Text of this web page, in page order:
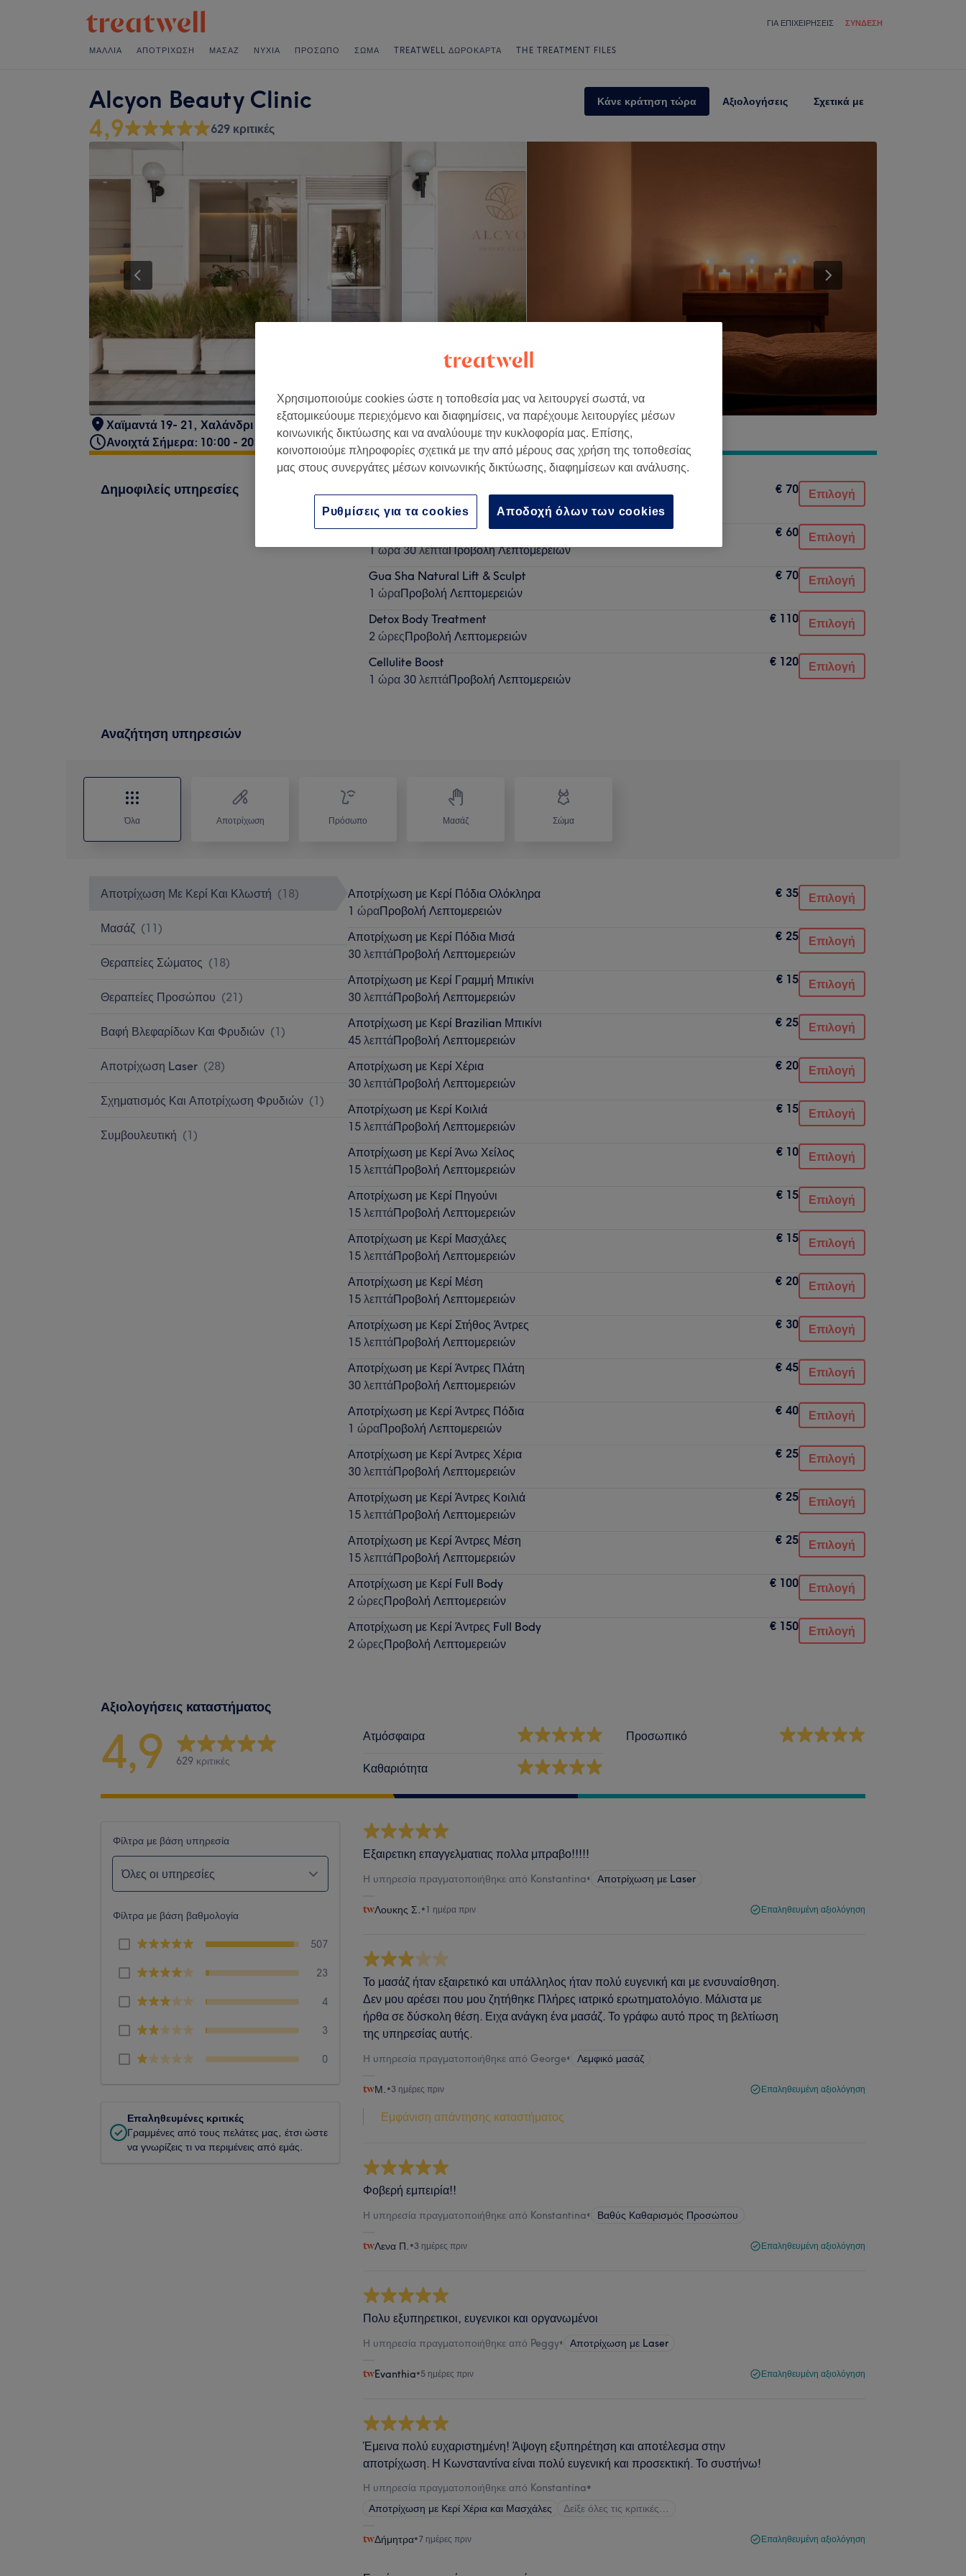
ΓΙΑ ΕΠΙΧΕΙΡΉΣΕΙΣ ΣΎΝΔΕΣΗ
ΜΑΛΛΙΆ ΑΠΟΤΡΊΧΩΣΗ ΜΑΣΆΖ ΝΎΧΙΑ ΠΡΌΣΩΠΟ ΣΏΜΑ TREATWELL ΔΩΡΟΚΆΡΤΑ THE TREATMENT FILES
Alcyon Beauty Clinic Κάνε κράτηση τώρα Αξιολογήσεις Σχετικά με
4,9 629 κριτικές
Χαϊμαντά 19- 21, Χαλάνδρι 152 34, Ελλάδα
Ανοιχτά Σήμερα: 10:00 - 20:00
Δημοφιλείς υπηρεσίες
1 ώραΠροβολή Λεπτομερειών
€ 70 Επιλογή
Βαθύς Καθαρισμός Προσώπου
1 ώρα 30 λεπτάΠροβολή Λεπτομερειών
€ 60 Επιλογή
Gua Sha Natural Lift & Sculpt
1 ώραΠροβολή Λεπτομερειών
€ 70 Επιλογή
Detox Body Treatment
2 ώρεςΠροβολή Λεπτομερειών
€ 110 Επιλογή
Cellulite Boost
1 ώρα 30 λεπτάΠροβολή Λεπτομερειών
€ 120 Επιλογή
Αναζήτηση υπηρεσιών
Όλα Αποτρίχωση Πρόσωπο Μασάζ Σώμα
Αποτρίχωση Με Κερί Και Κλωστή (18)
Μασάζ (11)
Θεραπείες Σώματος (18)
Θεραπείες Προσώπου (21)
Βαφή Βλεφαρίδων Και Φρυδιών (1)
Αποτρίχωση Laser (28)
Σχηματισμός Και Αποτρίχωση Φρυδιών (1)
Συμβουλευτική (1)
Αποτρίχωση με Κερί Πόδια Ολόκληρα
1 ώραΠροβολή Λεπτομερειών
€ 35 Επιλογή
Αποτρίχωση με Κερί Πόδια Μισά
30 λεπτάΠροβολή Λεπτομερειών
€ 25 Επιλογή
Αποτρίχωση με Κερί Γραμμή Μπικίνι
30 λεπτάΠροβολή Λεπτομερειών
€ 15 Επιλογή
Αποτρίχωση με Κερί Brazilian Μπικίνι
45 λεπτάΠροβολή Λεπτομερειών
€ 25 Επιλογή
Αποτρίχωση με Κερί Χέρια
30 λεπτάΠροβολή Λεπτομερειών
€ 20 Επιλογή
Αποτρίχωση με Κερί Κοιλιά
15 λεπτάΠροβολή Λεπτομερειών
€ 15 Επιλογή
Αποτρίχωση με Κερί Άνω Χείλος
15 λεπτάΠροβολή Λεπτομερειών
€ 10 Επιλογή
Αποτρίχωση με Κερί Πηγούνι
15 λεπτάΠροβολή Λεπτομερειών
€ 15 Επιλογή
Αποτρίχωση με Κερί Μασχάλες
15 λεπτάΠροβολή Λεπτομερειών
€ 15 Επιλογή
Αποτρίχωση με Κερί Μέση
15 λεπτάΠροβολή Λεπτομερειών
€ 20 Επιλογή
Αποτρίχωση με Κερί Στήθος Άντρες
15 λεπτάΠροβολή Λεπτομερειών
€ 30 Επιλογή
Αποτρίχωση με Κερί Άντρες Πλάτη
30 λεπτάΠροβολή Λεπτομερειών
€ 45 Επιλογή
Αποτρίχωση με Κερί Άντρες Πόδια
1 ώραΠροβολή Λεπτομερειών
€ 40 Επιλογή
Αποτρίχωση με Κερί Άντρες Χέρια
30 λεπτάΠροβολή Λεπτομερειών
€ 25 Επιλογή
Αποτρίχωση με Κερί Άντρες Κοιλιά
15 λεπτάΠροβολή Λεπτομερειών
€ 25 Επιλογή
Αποτρίχωση με Κερί Άντρες Μέση
15 λεπτάΠροβολή Λεπτομερειών
€ 25 Επιλογή
Αποτρίχωση με Κερί Full Body
2 ώρεςΠροβολή Λεπτομερειών
€ 100 Επιλογή
Αποτρίχωση με Κερί Άντρες Full Body
2 ώρεςΠροβολή Λεπτομερειών
€ 150 Επιλογή
Αξιολογήσεις καταστήματος
4,9 629 κριτικές
Ατμόσφαιρα
Καθαριότητα
Προσωπικό
Φίλτρα με βάση υπηρεσία
Όλες οι υπηρεσίες
Φίλτρα με βάση βαθμολογία
507
23
4
3
0
Επαληθευμένες κριτικές
Γραμμένες από τους πελάτες μας, έτσι ώστε
να γνωρίζεις τι να περιμένεις από εμάς.
Εξαιρετικη επαγγελματιας πολλα μπραβο!!!!!
Η υπηρεσία πραγματοποιήθηκε από Konstantina• Αποτρίχωση με Laser
Λουκης Σ. •1 ημέρα πριν Επαληθευμένη αξιολόγηση
Το μασάζ ήταν εξαιρετικό και υπάλληλος ήταν πολύ ευγενική και με ενσυναίσθηση.
Δεν μου αρέσει που μου ζητήθηκε Πλήρες ιατρικό ερωτηματολόγιο. Μάλιστα με
ήρθα σε δύσκολη θέση. Ειχα ανάγκη ένα μασάζ. Το γράφω αυτό προς τη βελτίωση
της υπηρεσίας αυτής.
Η υπηρεσία πραγματοποιήθηκε από George• Λεμφικό μασάζ
Μ. •3 ημέρες πριν Επαληθευμένη αξιολόγηση
Εμφάνιση απάντησης καταστήματος
Φοβερή εμπειρία!!
Η υπηρεσία πραγματοποιήθηκε από Konstantina• Βαθύς Καθαρισμός Προσώπου
Λενα Π. •3 ημέρες πριν Επαληθευμένη αξιολόγηση
Πολυ εξυπηρετικοι, ευγενικοι και οργανωμένοι
Η υπηρεσία πραγματοποιήθηκε από Peggy• Αποτρίχωση με Laser
Evanthia•5 ημέρες πριν Επαληθευμένη αξιολόγηση
Έμεινα πολύ ευχαριστημένη! Άψογη εξυπηρέτηση και αποτέλεσμα στην
αποτρίχωση. Η Κωνσταντίνα είναι πολύ ευγενική και προσεκτική. Το συστήνω!
Η υπηρεσία πραγματοποιήθηκε από Konstantina•
Αποτρίχωση με Κερί Χέρια και Μασχάλες
Δείξε όλες τις κριτικές…
Δήμητρα•7 ημέρες πριν Επαληθευμένη αξιολόγηση
Χρησιμοποιούμε cookies ώστε η τοποθεσία μας να λειτουργεί σωστά, να
εξατομικεύουμε περιεχόμενο και διαφημίσεις, να παρέχουμε λειτουργίες μέσων
κοινωνικής δικτύωσης και να αναλύουμε την κυκλοφορία μας. Επίσης,
κοινοποιούμε πληροφορίες σχετικά με την από μέρους σας χρήση της τοποθεσίας
μας στους συνεργάτες μέσων κοινωνικής δικτύωσης, διαφημίσεων και ανάλυσης.
Αποδοχή όλων των cookies
Ρυθμίσεις για τα cookies